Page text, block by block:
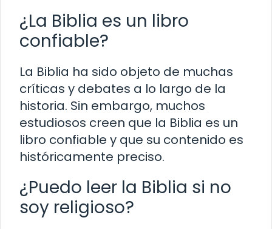
¿La Biblia es un libro
confiable?
La Biblia ha sido objeto de muchas
críticas y debates a lo largo de la
historia. Sin embargo, muchos
estudiosos creen que la Biblia es un
libro confiable y que su contenido es
históricamente preciso.
¿Puedo leer la Biblia si no
soy religioso?